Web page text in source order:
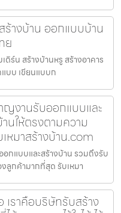
ร้างบ้าน ออกแบบบ้าน
ย
ดิร์น สร้างบ้านหรู สร้างอาคาร
บบ เขียนแบบก
ญงานรับออกแบบและ
นให้ตรงตามความ
หมาสร้างบ้าน.com
อกแบบและสร้างบ้าน รวมถึงรับ
ลูกค้ามากที่สุด รับเหมา
เราคือบริษัทรับสร้าง